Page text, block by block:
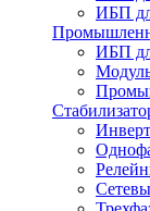
ИБП
ИБП